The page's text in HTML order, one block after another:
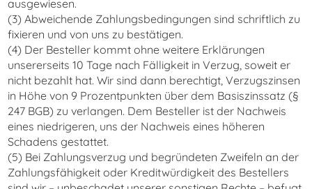
ausgewiesen.
(3) Abweichende Zahlungsbedingungen sind schriftlich zu
fixieren und von uns zu bestätigen.
(4) Der Besteller kommt ohne weitere Erklärungen
unsererseits 10 Tage nach Fälligkeit in Verzug, soweit er
nicht bezahlt hat. Wir sind dann berechtigt, Verzugszinsen
in Höhe von 9 Prozentpunkten über dem Basiszinssatz (§
247 BGB) zu verlangen. Dem Besteller ist der Nachweis
eines niedrigeren, uns der Nachweis eines höheren
Schadens gestattet.
(5) Bei Zahlungsverzug und begründeten Zweifeln an der
Zahlungsfähigkeit oder Kreditwürdigkeit des Bestellers